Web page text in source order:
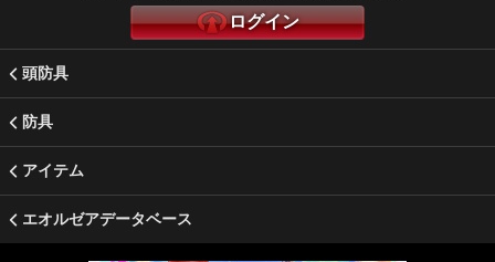
ログイン
頭防具
防具
アイテム
エオルゼアデータベース